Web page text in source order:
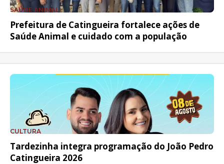
SAÚDE ANIMAL
Prefeitura de Catingueira fortalece ações de
Saúde Animal e cuidado com a população
CULTURA
Tardezinha integra programação do João Pedro
Catingueira 2026